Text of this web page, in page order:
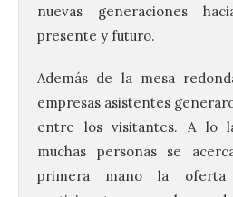
nuevas generaciones
presente y futuro.
Además de la mesa
empresas asistentes
entre los visitantes. A lo
muchas personas se
primera mano la oferta